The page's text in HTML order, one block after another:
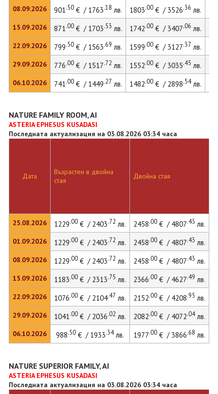
08.09.2026
15.09.2026
22.09.2026
29.09.2026
06.10.2026
901.50€ / 1763.18 лв. 1803.00€ / 3526.36 лв.
871.00€ / 1703.53 лв. 1742.00€ / 3407.06 лв.
799.50€ / 1563.69 лв. 1599.00€ / 3127.37 лв.
776.00€ / 1517.72 лв. 1552.00€ / 3035.45 лв.
741.00€ / 1449.27 лв. 1482.00€ / 2898.54лв.
NATURE FAMILY ROOM, AI
ASTERIA EPHESUS KUSADASI
Последната актуализация на 03.08.2026 03:34 часа
Дата
25.08.2026
01.09.2026
08.09.2026
15.09.2026
22.09.2026
29.09.2026
06.10.2026
Възрастен в двойна
стая
Двойна стая
1229.00€ / 2403.72 лв. 2458.00€ / 4807.43 лв.
1229.00€ / 2403.72 лв. 2458.00€ / 4807.43 лв.
1229.00€ / 2403.72 лв. 2458.00€ / 4807.43 лв.
1183.00€ / 2313.75 лв. 2366.00€ / 4627.49 лв.
1076.00€ / 2104.47 лв. 2152.00€ / 4208.95 лв.
1041.00€ / 2036.02 лв. 2082.00€ / 4072.04лв.
988.50€ / 1933.34лв. 1977.00€ / 3866.68 лв.
NATURE SUPERIOR FAMILY, AI
ASTERIA EPHESUS KUSADASI
Последната актуализация на 03.08.2026 03:34 часа